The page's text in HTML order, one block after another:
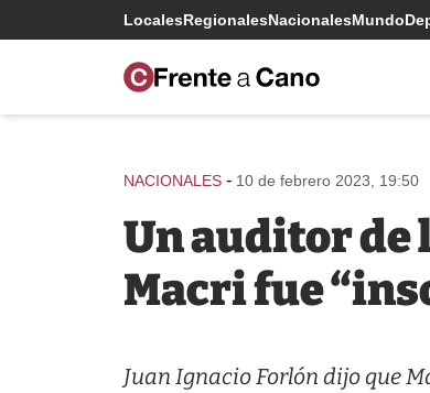
LocalesRegionalesNacionalesMundo
NACIONALES - 10 de febrero 2023, 19:50
Un auditor de
Macri fue
Juan Ignacio Forlón dijo que